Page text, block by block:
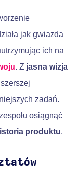
jak gwiazda
utrzymując ich na
. Z jasna wizja
zadań.
osiągnąć
produktu.